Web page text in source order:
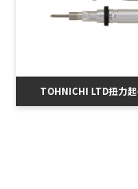
TOHNICHI LTD扭力